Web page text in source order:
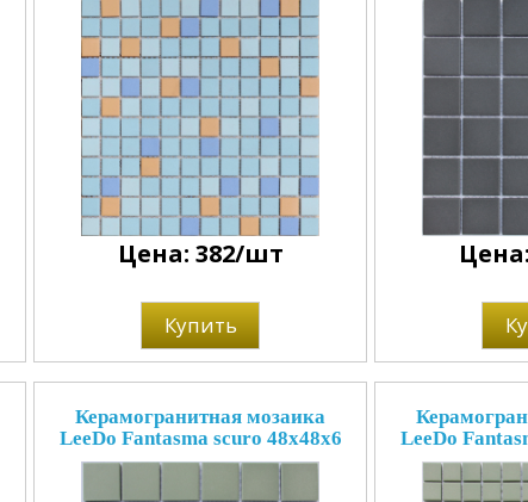
Цена: 382/шт
Купить
Керамогранитная мозаика
LeeDo Fantasma scuro 48x48x6
LeeDo